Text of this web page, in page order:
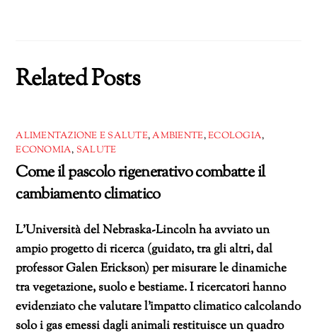
Related Posts
ALIMENTAZIONE E SALUTE,AMBIENTE,ECOLOGIA,
ECONOMIA, SALUTE
Come il pascolo rigenerativo combatte il
cambiamento climatico
L’Università del Nebraska-Lincoln ha avviato un
ampio progetto di ricerca (guidato, tra gli altri, dal
professor Galen Erickson) per misurare le dinamiche
tra vegetazione, suolo e bestiame. I ricercatori hanno
evidenziato che valutare l’impatto climatico calcolando
solo i gas emessi dagli animali restituisce un quadro